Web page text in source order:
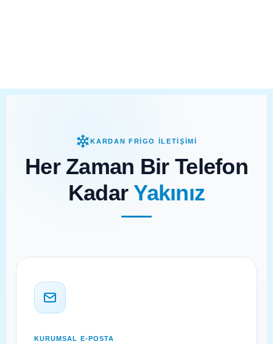
KARDAN FRİGO İLETİŞİMİ
Her Zaman Bir Telefon
KadarYakınız
KURUMSAL E-POSTA